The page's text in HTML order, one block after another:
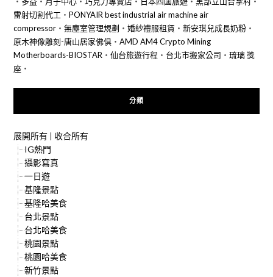
雷射切割代工 ‧ PONYAIR best industrial air machine air
compressor‧ 無塵室管理規劃 ‧ 婚紗禮服租賃‧ 新安琪兒成長奶粉‧
原木神像雕刻-唐山居家佛俱‧ AMD AM4 Crypto Mining
Motherboards-BIOSTAR ‧ 仙台旅遊行程 ‧ 台北市搬家公司 ‧ 琉璃 獎
座‧
分類
展開所有| 收合所有
IG熱門
攝影寫真
一日遊
基隆景點
基隆哈美食
台北景點
台北哈美食
桃園景點
桃園哈美食
新竹景點